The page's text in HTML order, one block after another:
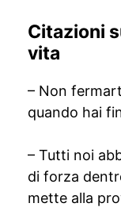
Citazioni
vita
– Non
quando hai
– Tutti noi
di forza
mette alla